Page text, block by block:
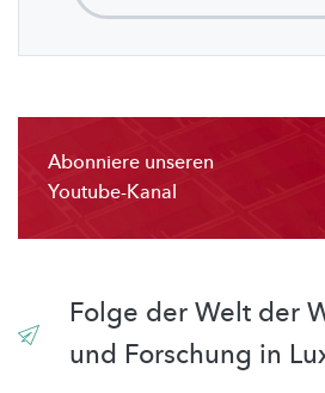
Abonniere unseren
Youtube-Kanal
Folge der Welt der
und Forschung in